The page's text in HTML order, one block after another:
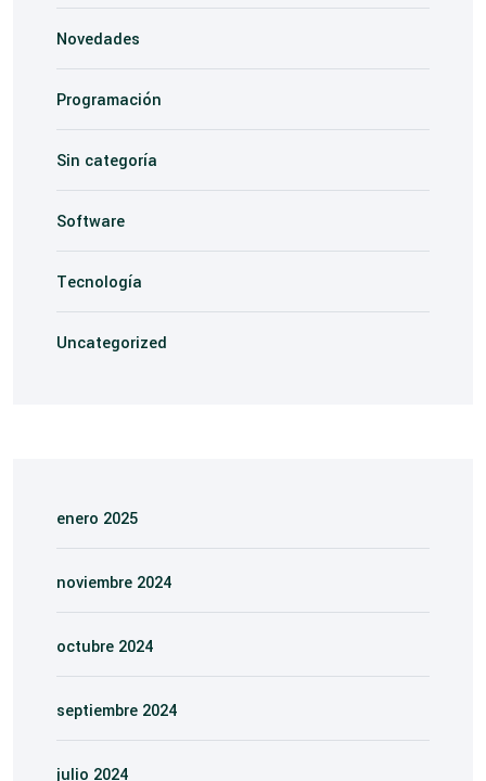
Novedades
Programación
Sin categoría
Software
Tecnología
Uncategorized
enero 2025
noviembre 2024
octubre 2024
septiembre 2024
julio 2024